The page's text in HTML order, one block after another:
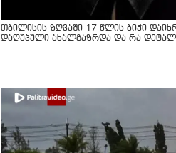
თბილისის ზღვაში 17 წლის ბიჭი
დაღუპული ახალგაზრდა და რა